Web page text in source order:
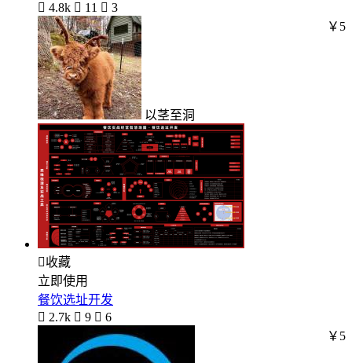
 4.8k  11  3
以茎至洞
￥5
收藏
立即使用
餐饮选址开发
 2.7k  9  6
￥5